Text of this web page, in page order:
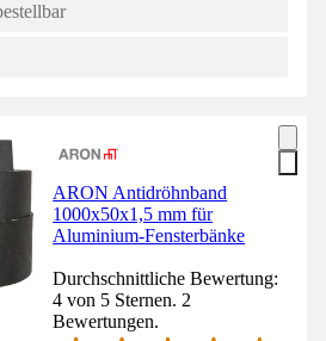
ARON Antidröhnband
1000x50x1,5 mm für
Aluminium-Fensterbänke
Durchschnittliche Bewertung:
4 von 5 Sternen. 2
Bewertungen.